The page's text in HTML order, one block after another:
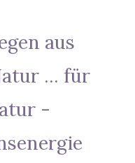
aus
... für
-